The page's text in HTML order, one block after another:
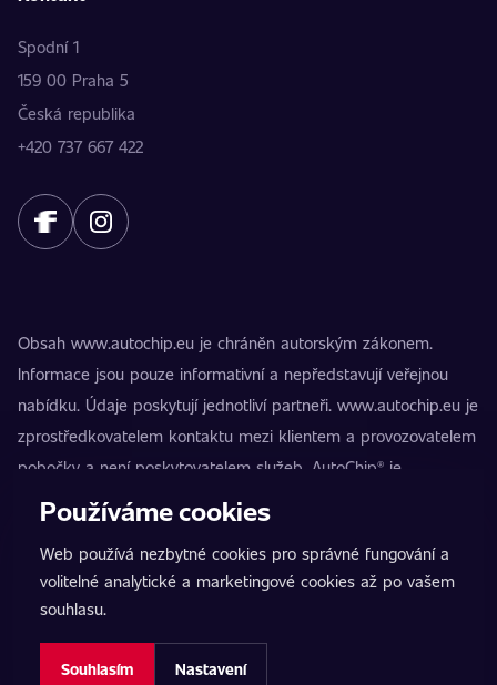
Spodní 1
159 00 Praha 5
Česká republika
+420 737 667 422
Obsah www.autochip.eu je chráněn autorským zákonem.
Informace jsou pouze informativní a nepředstavují veřejnou
nabídku. Údaje poskytují jednotliví partneři. www.autochip.eu je
zprostředkovatelem kontaktu mezi klientem a provozovatelem
pobočky a není poskytovatelem služeb. AutoChip® je
registrovaná ochranná známka Petra Kučery. Úpravy, které
nezpůsobilosti vozidla k provozu na pozemních komunikacích.
Přesné informace poskytuje vždy konkrétní provozovatel
pobočky.
Nastavení cookies
Používáme cookies
Web používá nezbytné cookies pro správné fungování a
volitelné analytické a marketingové cookies až po vašem
souhlasu.
Souhlasím Nastavení